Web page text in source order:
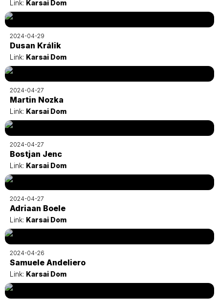
Link: Karsai Dom
2024-04-29
Dusan Králik
Link: Karsai Dom
2024-04-27
Martin Nozka
Link: Karsai Dom
2024-04-27
Bostjan Jenc
Link: Karsai Dom
2024-04-27
Adriaan Boele
Link: Karsai Dom
2024-04-26
Samuele Andeliero
Link: Karsai Dom